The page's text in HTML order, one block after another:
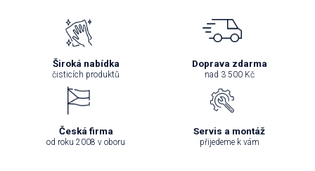
Široká nabídka
čisticích produktů
Doprava zdarma
nad 3 500 Kč
Česká firma
od roku 2008 v oboru
Servis a montáž
přijedeme k vám